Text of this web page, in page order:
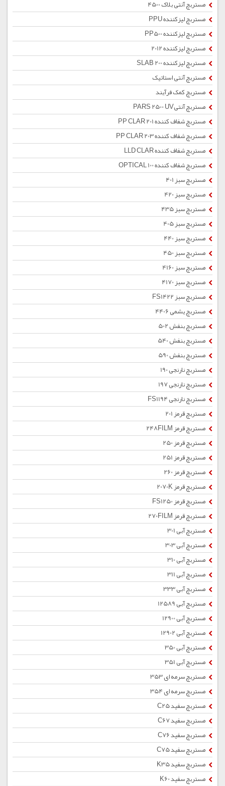
مستربچ آنتی بلاک 4500
مستربچ لیزکننده PPU
مستربچ لیزکننده PP500
مستربچ لیزکننده 2012
مستربچ لیزکننده SLAB 200
مستربچ آنتی استاتیک
مستربچ کمک فرآیند
مستربچ آنتیPARS 2500 UV
مستربچ شفاف کننده PP CLAR 201
مستربچ شفاف کننده PP CLAR 203
مستربچ شفاف کننده LLD CLAR
مستربچ شفاف کننده OPTICAL 100
مستربچ سبز 401
مستربچ سبز 420
مستربچ سبز 435
مستربچ سبز 405
مستربچ سبز 440
مستربچ سبز 450
مستربچ سبز 4160
مستربچ سبز 4170
مستربچ سبز FS1422
مستربچ یشمی 4406
مستربچ بنفش 502
مستربچ بنفش 540
مستربچ بنفش 590
مستربچ نارنجی 190
مستربچ نارنجی 197
مستربچ نارنجی FS1194
مستربچ قرمز 201
مستربچ قرمز 248FILM
مستربچ قرمز 250
مستربچ قرمز 251
مستربچ قرمز 260
مستربچ قرمز 2070K
مستربچ قرمز FS1250
مستربچ قرمز 270FILM
مستربچ آبی 301
مستربچ آبی 303
مستربچ آبی 310
مستربچ آبی 311
مستربچ آبی 333
مستربچ آبی 12589
مستربچ آبی 12900
مستربچ آبی 12902
مستربچ آبی 350
مستربچ آبی 351
مستربچ سرمه ای 353
مستربچ سرمه ای 354
مستربچ سفید C25
مستربچ سفید C67
مستربچ سفید C76
مستربچ سفید C75
مستربچ سفید K35
مستربچ سفید K60